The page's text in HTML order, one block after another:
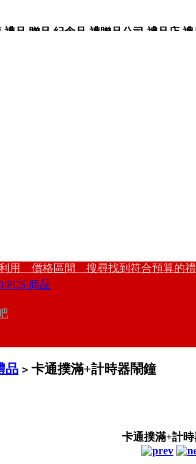
,贈品,紀念品,禮贈品公司,禮品店,禮
用 價格區間 搜尋找到符合預算的
PCS 商品
> 卡通撲滿+計時器鬧鐘
卡通撲滿+計